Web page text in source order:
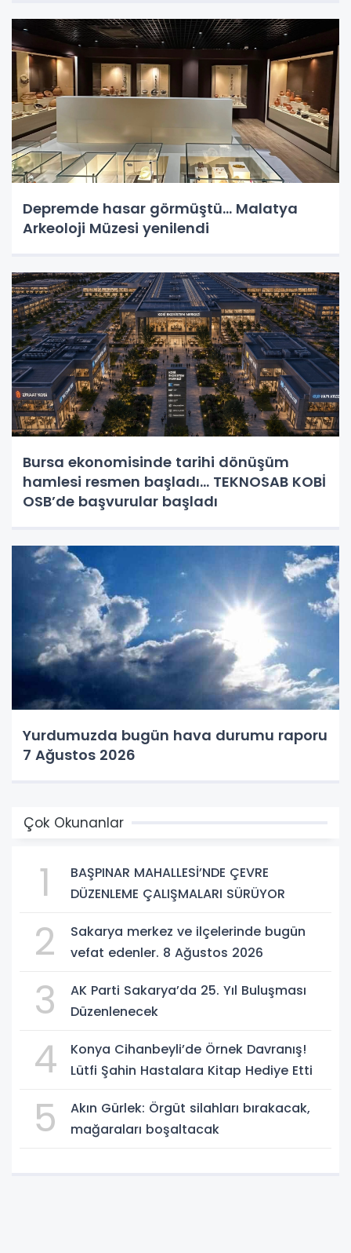
Depremde hasar görmüştü... Malatya
Arkeoloji Müzesi yenilendi
Bursa ekonomisinde tarihi dönüşüm
hamlesi resmen başladı... TEKNOSAB KOBİ
OSB’de başvurular başladı
Yurdumuzda bugün hava durumu raporu
7 Ağustos 2026
Çok Okunanlar
1
BAŞPINAR MAHALLESİ’NDE ÇEVRE
DÜZENLEME ÇALIŞMALARI SÜRÜYOR
2
Sakarya merkez ve ilçelerinde bugün
vefat edenler. 8 Ağustos 2026
3
AK Parti Sakarya’da 25. Yıl Buluşması
Düzenlenecek
4
Konya Cihanbeyli’de Örnek Davranış!
Lütfi Şahin Hastalara Kitap Hediye Etti
5
Akın Gürlek: Örgüt silahları bırakacak,
mağaraları boşaltacak